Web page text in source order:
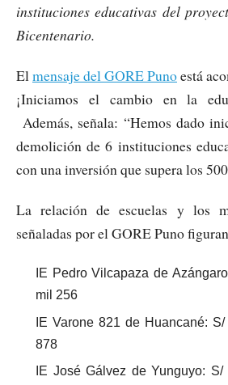
instituciones educativas del
Bicentenario.
Elmensaje del GORE Punoestá
¡Iniciamos el cambio en la
Además, señala: “Hemos dado
demolición de 6 instituciones
con una inversión que supera los
La relación de escuelas y los
señaladas por el GORE Puno
IE Pedro Vilcapaza de
mil 256
IE Varone 821 de Huancané:
878
IE José Gálvez de Yunguyo: